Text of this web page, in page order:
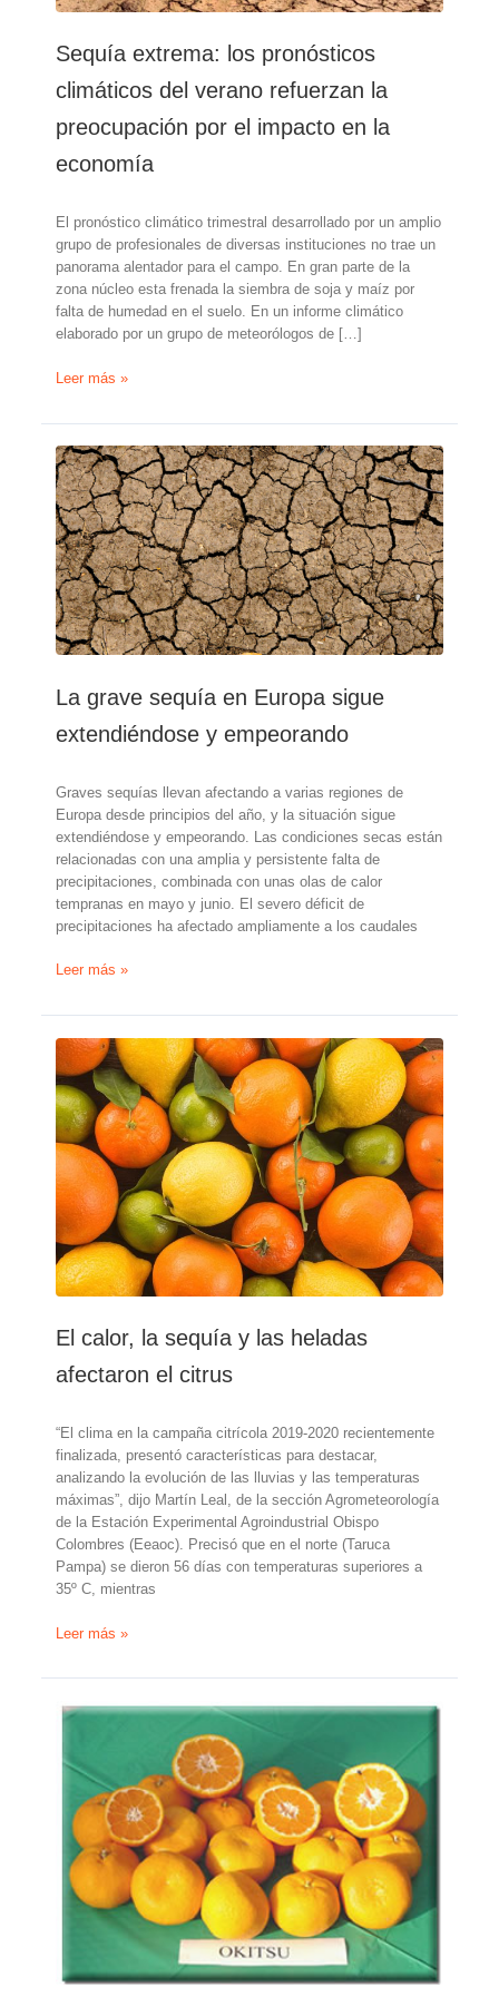
Sequía extrema: los pronósticos
climáticos del verano refuerzan la
preocupación por el impacto en la
economía
El pronóstico climático trimestral desarrollado por un amplio
grupo de profesionales de diversas instituciones no trae un
panorama alentador para el campo. En gran parte de la
zona núcleo esta frenada la siembra de soja y maíz por
falta de humedad en el suelo. En un informe climático
elaborado por un grupo de meteorólogos de […]
Sequía
los
pronósticos
climáticos
del
verano
refuerzan
la
preocupación
por
el
impacto
la
economía
Leer más »
La grave sequía en Europa sigue
extendiéndose y empeorando
Graves sequías llevan afectando a varias regiones de
Europa desde principios del año, y la situación sigue
extendiéndose y empeorando. Las condiciones secas están
relacionadas con una amplia y persistente falta de
precipitaciones, combinada con unas olas de calor
tempranas en mayo y junio. El severo déficit de
precipitaciones ha afectado ampliamente a los caudales
La
sequía
en
Europa
sigue
extendiéndose
y
empeorando
Leer más »
El calor, la sequía y las heladas
afectaron el citrus
“El clima en la campaña citrícola 2019-2020 recientemente
finalizada, presentó características para destacar,
analizando la evolución de las lluvias y las temperaturas
máximas”, dijo Martín Leal, de la sección Agrometeorología
de la Estación Experimental Agroindustrial Obispo
Colombres (Eeaoc). Precisó que en el norte (Taruca
Pampa) se dieron 56 días con temperaturas superiores a
35º C, mientras
El
la
heladas
afectaron
citrus
Leer más »